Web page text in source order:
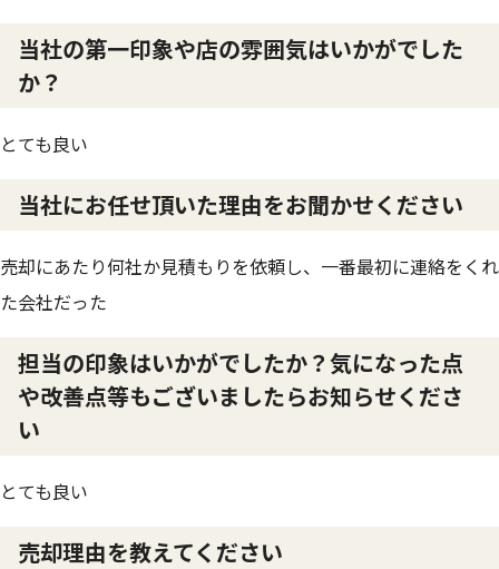
当社の第一印象や店の雰囲気はいかがでした
か？
とても良い
当社にお任せ頂いた理由をお聞かせください
売却にあたり何社か見積もりを依頼し、一番最初に連絡をくれ
た会社だった
担当の印象はいかがでしたか？気になった点
や改善点等もございましたらお知らせくださ
い
とても良い
売却理由を教えてください